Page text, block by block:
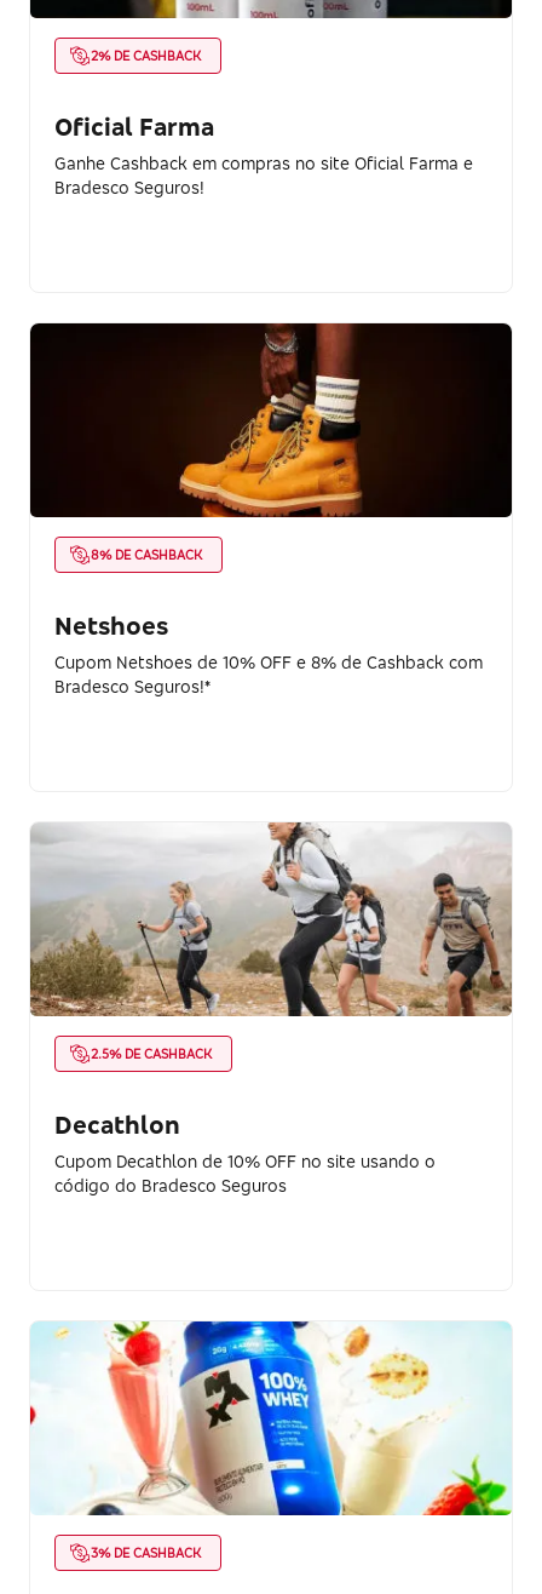
2% DE CASHBACK
Oficial Farma
Ganhe Cashback em compras no site Oficial Farma e
Bradesco Seguros!
8% DE CASHBACK
Netshoes
Cupom Netshoes de 10% OFF e 8% de Cashback com
Bradesco Seguros!*
2.5% DE CASHBACK
Decathlon
Cupom Decathlon de 10% OFF no site usando o
código do Bradesco Seguros
3% DE CASHBACK